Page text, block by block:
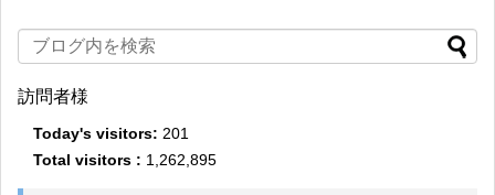
訪問者様
Today's visitors: 201
Total visitors : 1,262,895